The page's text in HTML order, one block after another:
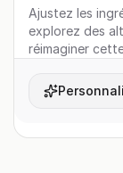
Ajustez les
explorez des
réimaginer